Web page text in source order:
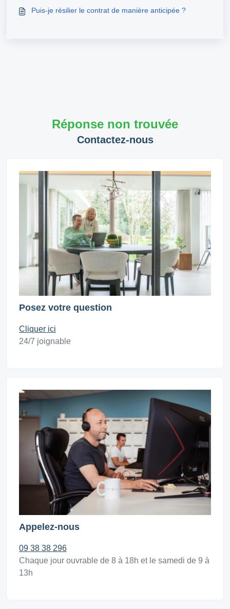
Puis-je résilier le contrat de manière anticipée ?
Réponse non trouvée
Contactez-nous
Posez votre question
Cliquer ici
24/7 joignable
Appelez-nous
09 38 38 296
Chaque jour ouvrable de 8 à 18h et le samedi de 9 à
13h